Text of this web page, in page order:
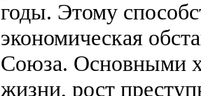
годы. Этому
экономическая
Союза. Основными
жизни, рост